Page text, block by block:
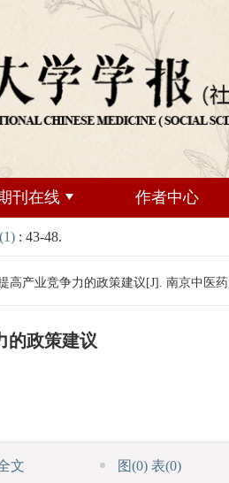
刊在线 作者中心
: 43-48.
产业竞争力的政策建议[J]. 南京中医
的政策建议
文 图(0) 表(0)